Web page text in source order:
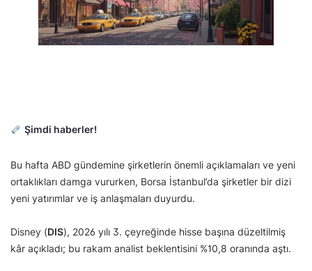
Şimdi haberler!
Bu hafta ABD gündemine şirketlerin önemli açıklamaları ve yeni
ortaklıkları damga vururken, Borsa İstanbul’da şirketler bir dizi
yeni yatırımlar ve iş anlaşmaları duyurdu.
Disney (DIS), 2026 yılı 3. çeyreğinde hisse başına düzeltilmiş
kâr açıkladı; bu rakam analist beklentisini %10,8 oranında aştı.